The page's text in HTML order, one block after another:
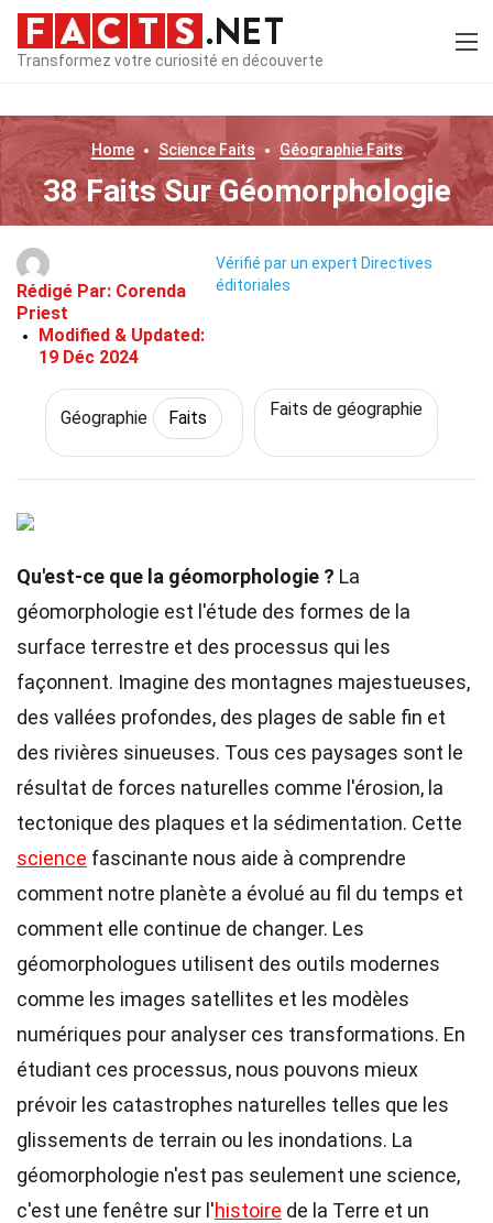
Transformez votre curiosité en découverte
Home ScienceFaits GéographieFaits
38 Faits Sur Géomorphologie
Rédigé Par: Corenda
Priest
Modified & Updated:
19 Déc 2024
Vérifié par un expert Directives
éditoriales
Géographie Faits Faits de géographie
Qu'est-ce que la géomorphologie ? La
géomorphologie est l'étude des formes de la
surface terrestre et des processus qui les
façonnent. Imagine des montagnes majestueuses,
des vallées profondes, des plages de sable fin et
des rivières sinueuses. Tous ces paysages sont le
résultat de forces naturelles comme l'érosion, la
tectonique des plaques et la sédimentation. Cette
science fascinante nous aide à comprendre
comment notre planète a évolué au fil du temps et
comment elle continue de changer. Les
géomorphologues utilisent des outils modernes
comme les images satellites et les modèles
numériques pour analyser ces transformations. En
étudiant ces processus, nous pouvons mieux
prévoir les catastrophes naturelles telles que les
glissements de terrain ou les inondations. La
géomorphologie n'est pas seulement une science,
c'est une fenêtre sur l'histoire de la Terre et un